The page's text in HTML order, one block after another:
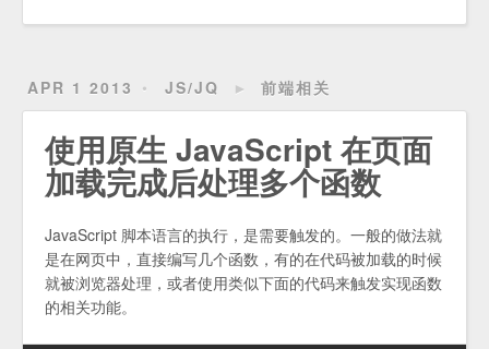
APR 1 2013 JS/JQ ► 前端相关
使用原生 JavaScript 在页面
加载完成后处理多个函数
JavaScript 脚本语言的执行，是需要触发的。一般的做法就
是在网页中，直接编写几个函数，有的在代码被加载的时候
就被浏览器处理，或者使用类似下面的代码来触发实现函数
的相关功能。